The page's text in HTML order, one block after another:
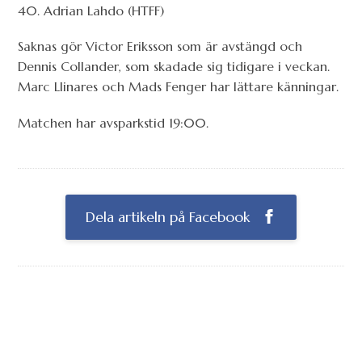
40. Adrian Lahdo (HTFF)
Saknas gör Victor Eriksson som är avstängd och
Dennis Collander, som skadade sig tidigare i veckan.
Marc Llinares och Mads Fenger har lättare känningar.
Matchen har avsparkstid 19:00.
Dela artikeln på Facebook